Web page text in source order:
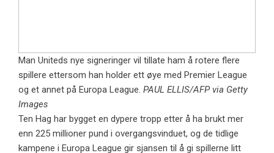
Man Uniteds nye signeringer vil tillate ham å rotere flere
spillere ettersom han holder ett øye med Premier League
og et annet på Europa League. PAUL ELLIS/AFP via Getty
Images
Ten Hag har bygget en dypere tropp etter å ha brukt mer
enn 225 millioner pund i overgangsvinduet, og de tidlige
kampene i Europa League gir sjansen til å gi spillerne litt